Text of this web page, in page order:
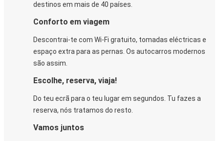
destinos em mais de 40 países.
Conforto em viagem
Descontrai-te com Wi-Fi gratuito, tomadas eléctricas e
espaço extra para as pernas. Os autocarros modernos
são assim.
Escolhe, reserva, viaja!
Do teu ecrã para o teu lugar em segundos. Tu fazes a
reserva, nós tratamos do resto.
Vamos juntos